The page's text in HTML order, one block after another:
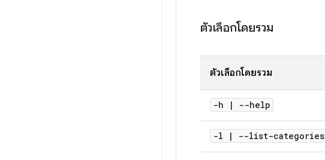
ตัวเลือกโดยรวม
ตัวเลือกโดยรวม
-h | --help
-l | --list-categories